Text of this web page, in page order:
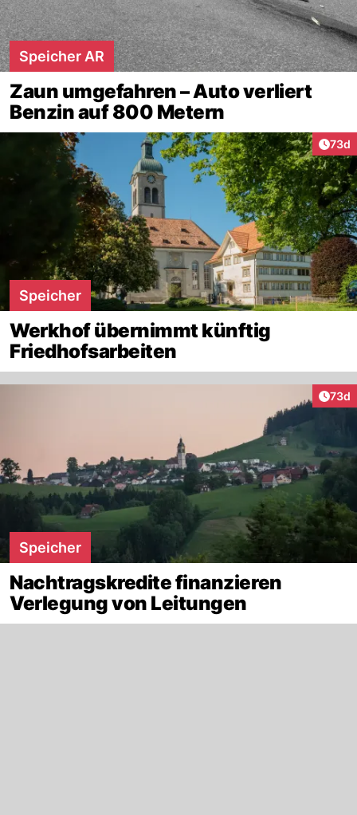
Speicher AR
Zaun umgefahren – Auto verliert
Benzin auf 800 Metern
73d
Speicher
Werkhof übernimmt künftig
Friedhofsarbeiten
73d
Speicher
Nachtragskredite finanzieren
Verlegung von Leitungen